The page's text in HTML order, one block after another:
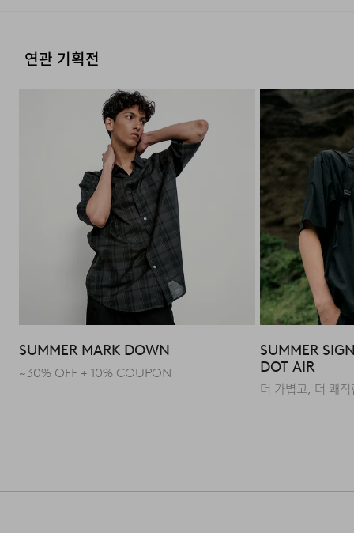
연관 기획전
SUMMER MARK DOWN
~30% OFF + 10% COUPON
SUMMER
DOT AIR
더 가볍고, 더 쾌